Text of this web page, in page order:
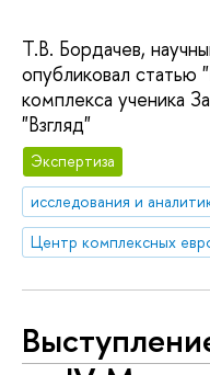
Т.В. Бордачев,
опубликовал статью
комплекса ученика
"Взгляд"
Экспертиза
исследования и